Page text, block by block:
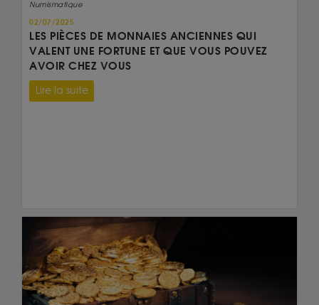
Numismatique
02/07/2025
LES PIÈCES DE MONNAIES ANCIENNES QUI
VALENT UNE FORTUNE ET QUE VOUS POUVEZ
AVOIR CHEZ VOUS
Lire la suite